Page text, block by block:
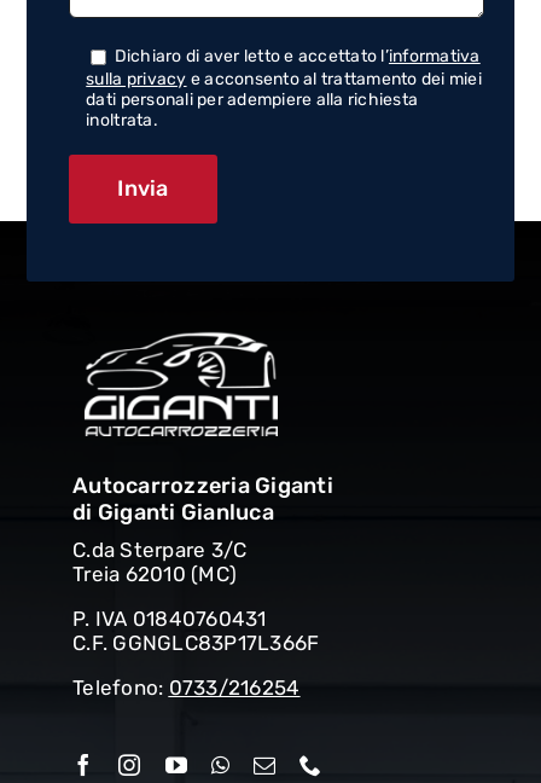
Dichiaro di aver letto e accettato l’informativa
sulla privacy e acconsento al trattamento dei miei
dati personali per adempiere alla richiesta
inoltrata.
Autocarrozzeria Giganti
di Giganti Gianluca
C.da Sterpare 3/C
Treia 62010 (MC)
P. IVA 01840760431
C.F. GGNGLC83P17L366F
Telefono: 0733/216254